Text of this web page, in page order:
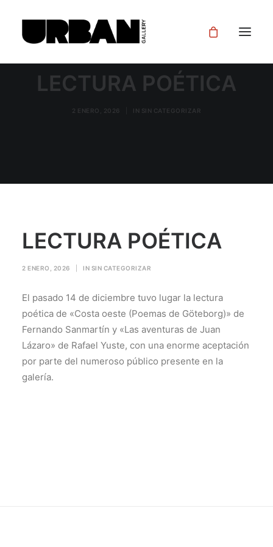
LECTURA POÉTICA
2 ENERO, 2026 IN SIN CATEGORIZAR
LECTURA POÉTICA
2 ENERO, 2026 IN SIN CATEGORIZAR
El pasado 14 de diciembre tuvo lugar la lectura
poética de «Costa oeste (Poemas de Göteborg)» de
Fernando Sanmartín y «Las aventuras de Juan
Lázaro» de Rafael Yuste, con una enorme aceptación
por parte del numeroso público presente en la
galería.